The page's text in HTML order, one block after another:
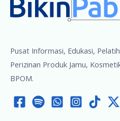
Pusat Informasi, Edukasi,
Perizinan Produk Jamu,
BPOM.